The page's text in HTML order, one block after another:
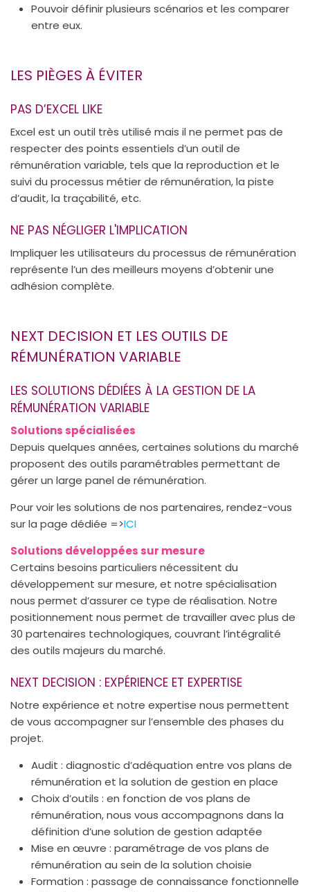
Pouvoir définir plusieurs scénarios et les comparer
entre eux.
LES PIÈGES À ÉVITER
PAS D’EXCEL LIKE
Excel est un outil très utilisé mais il ne permet pas de
respecter des points essentiels d’un outil de
rémunération variable, tels que la reproduction et le
suivi du processus métier de rémunération, la piste
d’audit, la traçabilité, etc.
NE PAS NÉGLIGER L'IMPLICATION
Impliquer les utilisateurs du processus de rémunération
représente l’un des meilleurs moyens d’obtenir une
adhésion complète.
NEXT DECISION ET LES OUTILS DE
RÉMUNÉRATION VARIABLE
LES SOLUTIONS DÉDIÉES À LA GESTION DE LA
RÉMUNÉRATION VARIABLE
Solutions spécialisées
Depuis quelques années, certaines solutions du marché
proposent des outils paramétrables permettant de
gérer un large panel de rémunération.
Pour voir les solutions de nos partenaires, rendez-vous
sur la page dédiée =>ICI
Solutions développées sur mesure
Certains besoins particuliers nécessitent du
développement sur mesure, et notre spécialisation
nous permet d’assurer ce type de réalisation. Notre
positionnement nous permet de travailler avec plus de
30 partenaires technologiques, couvrant l’intégralité
des outils majeurs du marché.
NEXT DECISION : EXPÉRIENCE ET EXPERTISE
Notre expérience et notre expertise nous permettent
de vous accompagner sur l’ensemble des phases du
projet.
Audit : diagnostic d’adéquation entre vos plans de
rémunération et la solution de gestion en place
Choix d’outils : en fonction de vos plans de
rémunération, nous vous accompagnons dans la
définition d’une solution de gestion adaptée
Mise en œuvre : paramétrage de vos plans de
rémunération au sein de la solution choisie
Formation : passage de connaissance fonctionnelle